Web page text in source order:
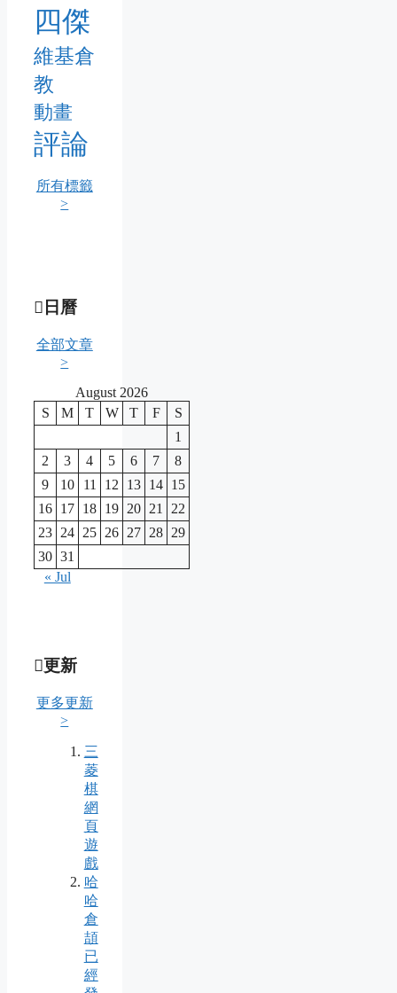
四傑
維基倉
教
動畫
評論
所有標籤
>
日曆
全部文章
>
August 2026
S
M T W T F
S
1
2
3 4 5 6 7
8
9
10 11 12 13 14 15
16 17 18 19 20 21
22
23 24 25 26 27 28 29
30 31
« Jul
更新
更多更新
>
三
菱
棋
網
頁
遊
戲
哈
哈
倉
頡
已
經